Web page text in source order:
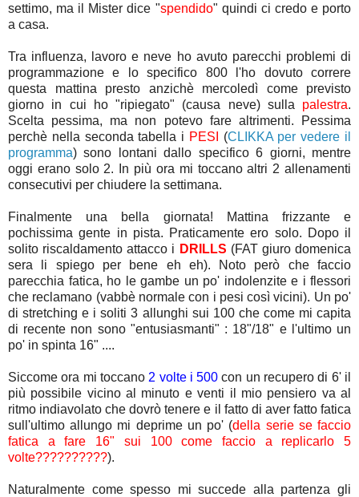
settimo, ma il Mister dice "spendido" quindi ci credo e porto
a casa.
Tra influenza, lavoro e neve ho avuto parecchi problemi di
programmazione e lo specifico 800 l'ho dovuto correre
questa mattina presto anzichè mercoledì come previsto
giorno in cui ho "ripiegato" (causa neve) sulla palestra.
Scelta pessima, ma non potevo fare altrimenti. Pessima
perchè nella seconda tabella i PESI (CLIKKA per vedere il
programma) sono lontani dallo specifico 6 giorni, mentre
oggi erano solo 2. In più ora mi toccano altri 2 allenamenti
consecutivi per chiudere la settimana.
Finalmente una bella giornata! Mattina frizzante e
pochissima gente in pista. Praticamente ero solo. Dopo il
solito riscaldamento attacco i DRILLS (FAT giuro domenica
sera li spiego per bene eh eh). Noto però che faccio
parecchia fatica, ho le gambe un po' indolenzite e i flessori
che reclamano (vabbè normale con i pesi così vicini). Un po'
di stretching e i soliti 3 allunghi sui 100 che come mi capita
di recente non sono "entusiasmanti" : 18"/18" e l'ultimo un
po' in spinta 16" ....
Siccome ora mi toccano 2 volte i 500 con un recupero di 6' il
più possibile vicino al minuto e venti il mio pensiero va al
ritmo indiavolato che dovrò tenere e il fatto di aver fatto fatica
sull'ultimo allungo mi deprime un po' (della serie se faccio
fatica a fare 16" sui 100 come faccio a replicarlo 5
volte??????????).
Naturalmente come spesso mi succede alla partenza gli